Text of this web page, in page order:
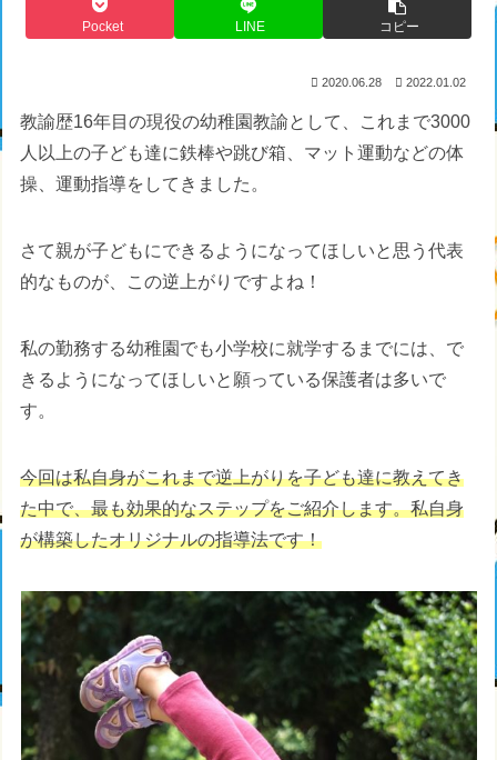
Pocket LINE コピー
2020.06.28 2022.01.02
教諭歴16年目の現役の幼稚園教諭として、これまで3000
人以上の子ども達に鉄棒や跳び箱、マット運動などの体
操、運動指導をしてきました。
さて親が子どもにできるようになってほしいと思う代表
的なものが、この逆上がりですよね！
私の勤務する幼稚園でも小学校に就学するまでには、で
きるようになってほしいと願っている保護者は多いで
す。
今回は私自身がこれまで逆上がりを子ども達に教えてき
た中で、最も効果的なステップをご紹介します。私自身
が構築したオリジナルの指導法です！